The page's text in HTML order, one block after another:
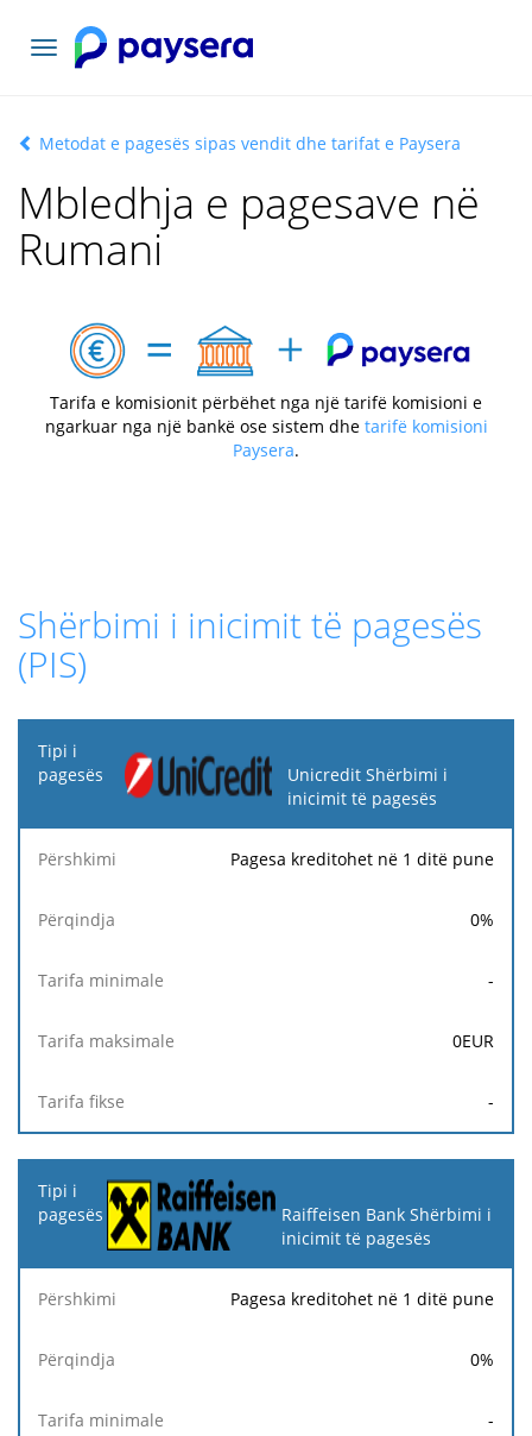
Lundrimi
toggle
Metodat e pagesës sipas vendit dhe tarifat e Paysera
Mbledhja e pagesave në
Rumani
Tarifa e komisionit përbëhet nga një tarifë komisioni e
ngarkuar nga një bankë ose sistem dhe tarifë komisioni
Paysera.
Shërbimi i inicimit të pagesës
(PIS)
Tipi i
pagesës
Tarifa
minimale
Tarifa
maksimale
Unicredit Shërbimi i
inicimit të pagesës
Pagesa kreditohet në 1 ditë pune
0%
-
0EUR
-
Raiffeisen Bank Shërbimi i
inicimit të pagesës
Pagesa kreditohet në 1 ditë pune
0%
-